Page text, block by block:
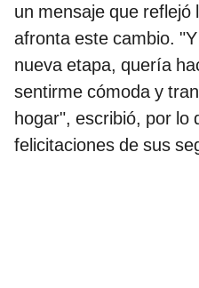
un mensaje que reflejó
afronta este cambio.
nueva etapa, quería
sentirme cómoda y
hogar", escribió, por lo
felicitaciones de sus